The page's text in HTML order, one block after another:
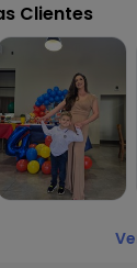
Curta
funcionais
imagem
Clientes